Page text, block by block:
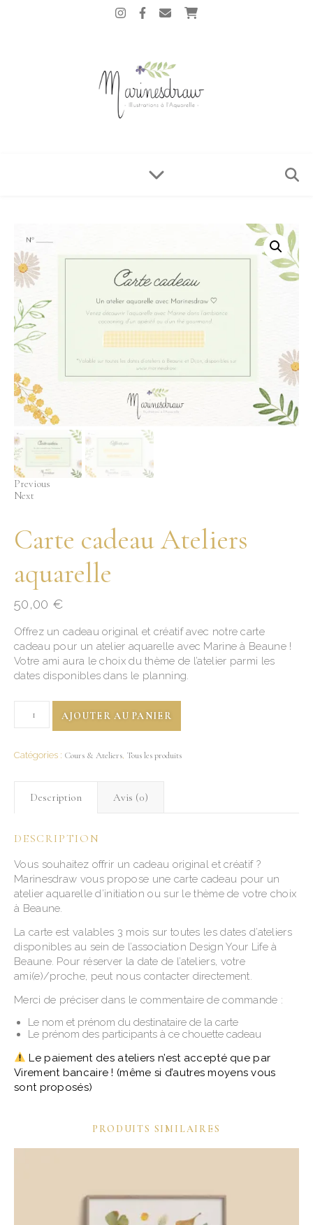
Previous
Next
Carte cadeau Ateliers
aquarelle
50,00 €
Offrez un cadeau original et créatif avec notre carte
cadeau pour un atelier aquarelle avec Marine à Beaune !
Votre ami aura le choix du thème de l’atelier parmi les
dates disponibles dans le planning.
AJOUTER AU PANIER
Catégories : Cours & Ateliers Tous les produits
Description Avis (0)
DESCRIPTION
Vous souhaitez offrir un cadeau original et créatif ?
Marinesdraw vous propose une carte cadeau pour un
atelier aquarelle d’initiation ou sur le thème de votre choix
à Beaune.
La carte est valables 3 mois sur toutes les dates d’ateliers
disponibles au sein de l’association Design Your Life à
Beaune. Pour réserver la date de l’ateliers, votre
ami(e)/proche, peut nous contacter directement.
Merci de préciser dans le commentaire de commande :
Le nom et prénom du destinataire de la carte
Le prénom des participants à ce chouette cadeau
Le paiement des ateliers n’est accepté que par
Virement bancaire ! (même si d’autres moyens vous
sont proposés)
PRODUITS SIMILAIRES